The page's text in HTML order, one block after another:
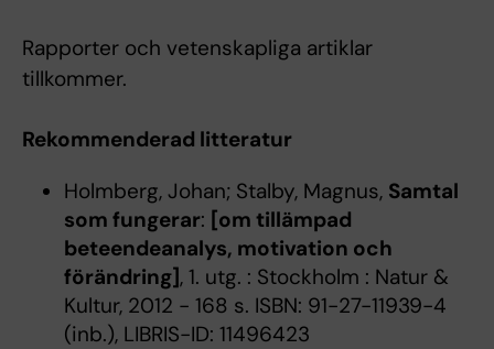
Rapporter och vetenskapliga artiklar
tillkommer.
Rekommenderad litteratur
Holmberg, Johan; Stalby, Magnus, Samtal
som fungerar: [om tillämpad
beteendeanalys, motivation och
förändring], 1. utg. : Stockholm : Natur &
Kultur, 2012 - 168 s. ISBN: 91-27-11939-4
(inb.), LIBRIS-ID: 11496423